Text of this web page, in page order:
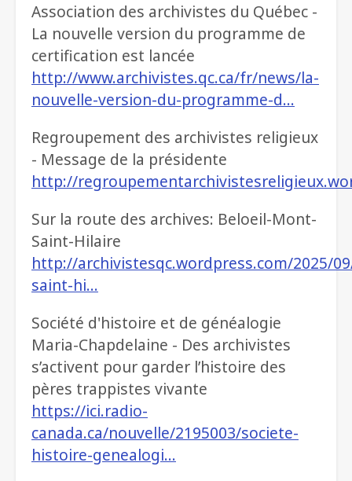
Association des archivistes du Québec -
La nouvelle version du programme de
certification est lancée
http://www.archivistes.qc.ca/fr/news/la-
nouvelle-version-du-programme-d…
Regroupement des archivistes religieux
- Message de la présidente
http://
Sur la route des archives: Beloeil-Mont-
Saint-Hilaire
http://archivistesqc.wordpress.com/2025/
saint-hi…
Société d'histoire et de généalogie
Maria-Chapdelaine - Des archivistes
s’activent pour garder l’histoire des
pères trappistes vivante
https://ici.radio-
canada.ca/nouvelle/2195003/societe-
histoire-genealogi…